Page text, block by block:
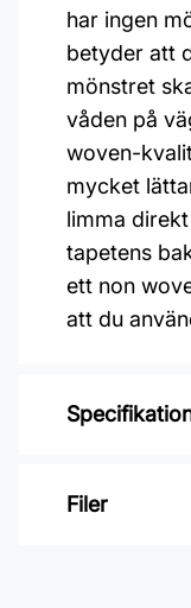
har ingen
betyder att
mönstret
våden på
woven-
mycket
limma
tapetens
ett non
att du
Filer